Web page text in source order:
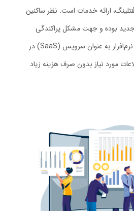
ارائه خدمات است. نظر ساکنین
بوده و جهت مشکل پراکندگی
نظرات می‌توانید از راه‌ حل نرم‌افزار به عنوان سرویس (SaaS) در
مورد نیاز بدون صرف هزینه زیاد